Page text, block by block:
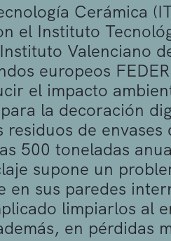
Cerámica
el Instituto
Valenciano
europeos
el impacto
la decoración
residuos de
500 toneladas
supone un
en sus paredes
limpiarlos al
en pérdidas